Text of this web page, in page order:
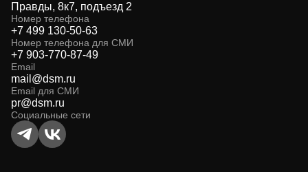
Правды, 8к7, подъезд 2
Номер телефона
+7 499 130-50-63
Номер телефона для СМИ
+7 903-770-87-49
Email
mail@dsm.ru
Email для СМИ
pr@dsm.ru
Социальные сети